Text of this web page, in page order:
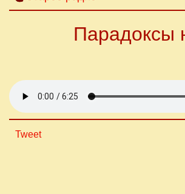
Парадоксы
Tweet